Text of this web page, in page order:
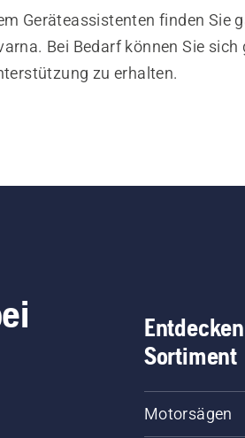
Geräteassistenten finden Sie
Bei Bedarf können Sie
zu erhalten.
Sortiment
Motorsägen